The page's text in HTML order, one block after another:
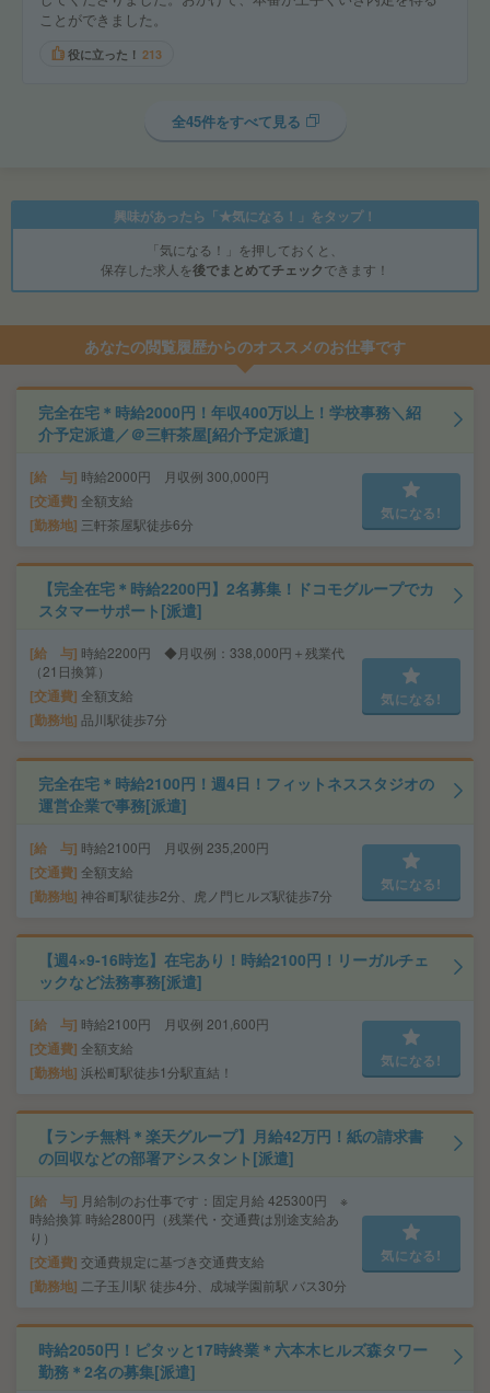
ことができました。
役に立った！ 213
全45件をすべて見る
興味があったら「★気になる！」をタップ！
「気になる！」を押しておくと、
保存した求人を後でまとめてチェックできます！
あなたの閲覧履歴からのオススメのお仕事です
完全在宅＊時給2000円！年収400万以上！学校事務＼紹
介予定派遣／＠三軒茶屋[紹介予定派遣]
給 与 時給2000円 月収例 300,000円
交通費 全額支給
勤務地 三軒茶屋駅徒歩6分
気になる!
【完全在宅＊時給2200円】2名募集！ドコモグループでカ
スタマーサポート[派遣]
給 与 時給2200円 ◆月収例：338,000円＋残業代
（21日換算）
交通費 全額支給
勤務地 品川駅徒歩7分
気になる!
完全在宅＊時給2100円！週4日！フィットネススタジオの
運営企業で事務[派遣]
給 与 時給2100円 月収例 235,200円
交通費 全額支給
勤務地 神谷町駅徒歩2分、虎ノ門ヒルズ駅徒歩7分
気になる!
【週4×9-16時迄】在宅あり！時給2100円！リーガルチェ
ックなど法務事務[派遣]
給 与 時給2100円 月収例 201,600円
交通費 全額支給
勤務地 浜松町駅徒歩1分駅直結！
気になる!
【ランチ無料＊楽天グループ】月給42万円！紙の請求書
の回収などの部署アシスタント[派遣]
給 与 月給制のお仕事です：固定月給 425300円 ※
時給換算 時給2800円（残業代・交通費は別途支給あ
り）
交通費 交通費規定に基づき交通費支給
勤務地 二子玉川駅 徒歩4分、成城学園前駅 バス30分
気になる!
時給2050円！ピタッと17時終業＊六本木ヒルズ森タワー
勤務＊2名の募集[派遣]